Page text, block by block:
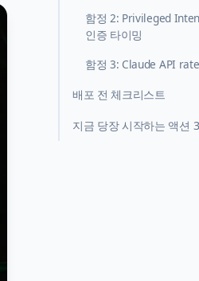
함정 2: Privileged
인증 타이밍
함정 3: Claude API
배포 전 체크리스트
지금 당장 시작하는 액션